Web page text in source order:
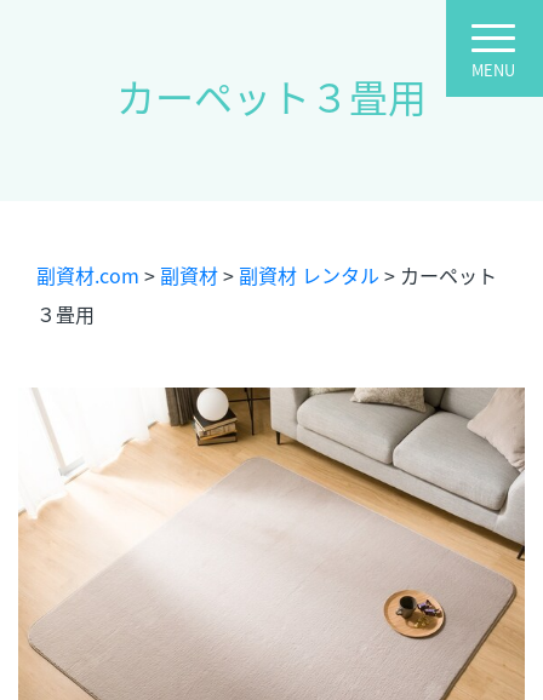
カーペット３畳用
副資材.com > 副資材> 副資材 レンタル > カーペット
３畳用